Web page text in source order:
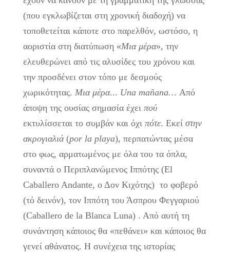
(που εγκλωβίζεται στη χρονική διαδοχή) να
τοποθετείται κάποτε στο παρελθόν, ωστόσο, η
αοριστία στη διατύπωση «Μια μέρα», την
ελευθερώνει από τις αλυσίδες του χρόνου και
την προσδένει στον τόπο με δεσμούς
χωρικότητας. Μια μέρα... Una mañana… Από
άποψη της ουσίας σημασία έχει πού
εκτυλίσσεται το συμβάν και όχι πότε. Εκεί στην
ακρογιαλιά(por la playa), περπατώντας μέσα
στο φως, αρματωμένος με όλα του τα όπλα,
συναντά ο Περιπλανώμενος Ιππότης (El
Caballero Andante, ο Δον Κιχότης) το φοβερό
(τό δεινόν), τον Ιππότη του Άσπρου Φεγγαριού
(Caballero de la Blanca Luna) . Από αυτή τη
συνάντηση κάποιος θα «πεθάνει» και κάποιος θα
γενεί αθάνατος. Η συνέχεια της ιστορίας